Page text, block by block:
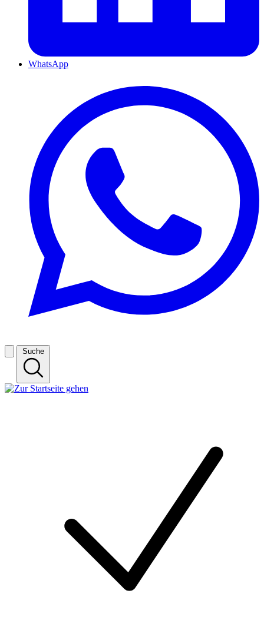
WhatsApp
Suche